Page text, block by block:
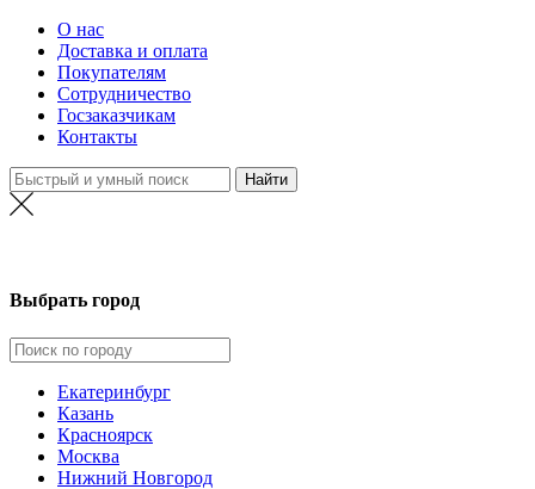
О нас
Доставка и оплата
Покупателям
Сотрудничество
Госзаказчикам
Контакты
Выбрать город
Екатеринбург
Казань
Красноярск
Москва
Нижний Новгород